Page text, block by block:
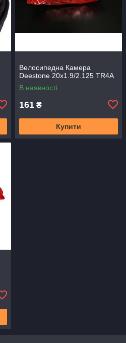
Велосипедна Камера
Deestone 20x1.9/2.125 TR4A
В наявності
161 ₴
Купити